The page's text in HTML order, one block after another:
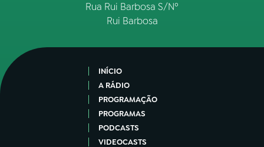
Rua Rui Barbosa S/Nº
Rui Barbosa
INÍCIO
A RÁDIO
PROGRAMAÇÃO
PROGRAMAS
PODCASTS
VIDEOCASTS